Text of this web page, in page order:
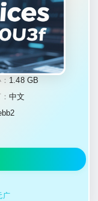
1.48 GB
中文
广